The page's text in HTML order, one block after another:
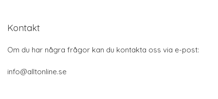
Kontakt
Om du har några frågor kan du kontakta oss via e-post:
info@alltonline.se